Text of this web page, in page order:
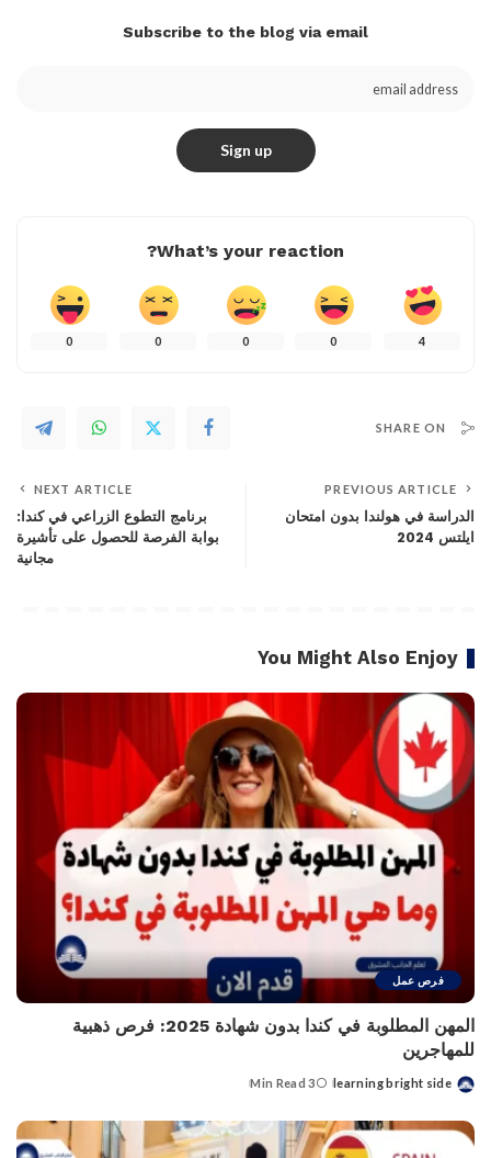
Subscribe to the blog via email
What’s your reaction?
4
0
0
0
0
SHARE ON
PREVIOUS ARTICLE
الدراسة في هولندا بدون امتحان
ايلتس 2024
NEXT ARTICLE
برنامج التطوع الزراعي في كندا:
بوابة الفرصة للحصول على تأشيرة
مجانية
You Might Also Enjoy
فرص عمل
المهن المطلوبة في كندا بدون شهادة 2025: فرص ذهبية
للمهاجرين
Posted
learning bright side
3 Min Read